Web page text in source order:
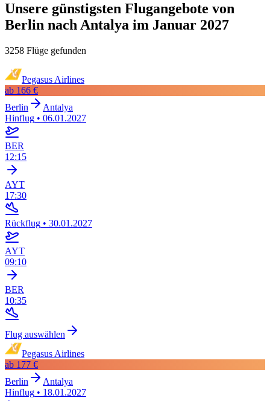
Unsere günstigsten Flugangebote von
Berlin nach Antalya im Januar 2027
3258 Flüge gefunden
Pegasus Airlines
ab 166 €
Berlin
Antalya
Hinflug • 06.01.2027
BER
12:15
AYT
17:30
Rückflug • 30.01.2027
AYT
09:10
BER
10:35
Flug auswählen
Pegasus Airlines
ab 177 €
Berlin
Antalya
Hinflug • 18.01.2027